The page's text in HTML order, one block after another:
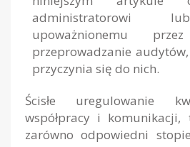
administratorowi
upoważnionemu
przeprowadzanie
przyczynia się do nich.
Ścisłe uregulowanie
współpracy i
zarówno odpowiedni